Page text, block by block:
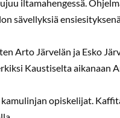
iltamahengessä.
sävellyksiä
Arto Järvelän ja Esko
Kaustiselta aikanaan
opiskelijat.